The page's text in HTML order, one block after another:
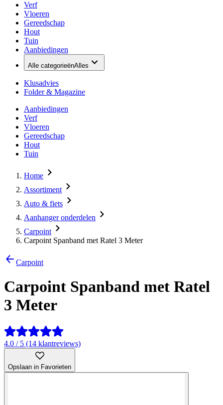
Verf
Vloeren
Gereedschap
Hout
Tuin
Aanbiedingen
Alle categorieënAlles
Klusadvies
Folder & Magazine
Aanbiedingen
Verf
Vloeren
Gereedschap
Hout
Tuin
Home
Assortiment
Auto & fiets
Aanhanger onderdelen
Carpoint
Carpoint Spanband met Ratel 3 Meter
Carpoint
Carpoint Spanband met Ratel
3 Meter
4.0 / 5 (14 klantreviews)
Opslaan in Favorieten